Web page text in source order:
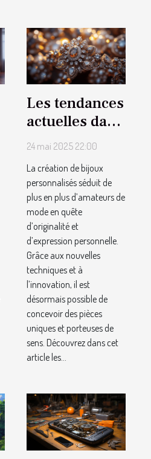
Les tendances
actuelles dans
la conception
personnalisés
24 mai 2025 22:00
La création de bijoux
personnalisés séduit de
plus en plus d’amateurs de
mode en quête
d’originalité et
d’expression personnelle.
Grâce aux nouvelles
techniques et à
l’innovation, il est
désormais possible de
concevoir des pièces
uniques et porteuses de
sens. Découvrez dans cet
article les...